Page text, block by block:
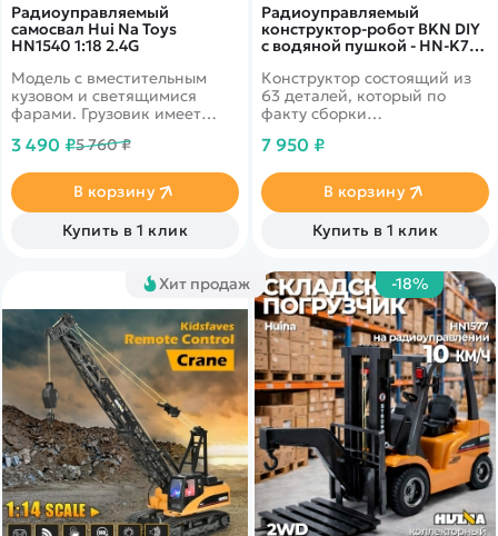
Радиоуправляемый
самосвал Hui Na Toys
HN1540 1:18 2.4G
Модель с вместительным
кузовом и светящимися
фарами. Грузовик имеет
перевозки сыпучих
частота управления
обеспечит высокую
дальность
3 490 ₽5 760 ₽
В корзину
Купить в 1 клик
Радиоуправляемый
конструктор-робот BKN DIY
с водяной пушкой - HN-K7-
Конструктор состоящий из
63 деталей, который по
факту сборки
радиоуправляемого робота,
водными шариками. Время
работы - 60 минут, дальность
управления 30 метров.
7 950 ₽
В корзину
Купить в 1 клик
Хит продаж -18%